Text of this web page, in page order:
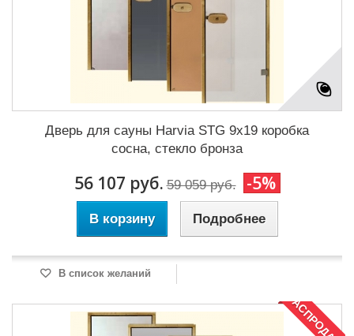
Дверь для сауны Harvia STG 9x19 коробка
сосна, стекло бронза
56 107 руб. 59 059 руб. -5%
В корзину Подробнее
В список желаний